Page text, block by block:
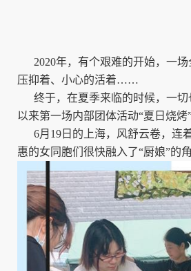
2020年，有个艰难的开始，一场
压抑着、小心的活着……
终于，在夏季来临的时候，一切
以来第一场内部团体活动“夏日烧
6月19日的上海，风舒云卷，连
惠的女同胞们很快融入了“厨娘”